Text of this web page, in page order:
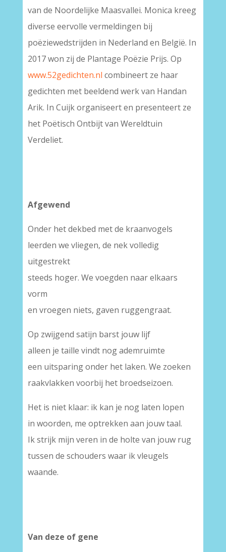
van de Noordelijke Maasvallei. Monica kreeg
diverse eervolle vermeldingen bij
poëziewedstrijden in Nederland en België. In
2017 won zij de Plantage Poëzie Prijs. Op
www.52gedichten.nl combineert ze haar
gedichten met beeldend werk van Handan
Arik. In Cuijk organiseert en presenteert ze
het Poëtisch Ontbijt van Wereldtuin
Verdeliet.
Afgewend
Onder het dekbed met de kraanvogels
leerden we vliegen, de nek volledig
uitgestrekt
steeds hoger. We voegden naar elkaars
vorm
en vroegen niets, gaven ruggengraat.
Op zwijgend satijn barst jouw lijf
alleen je taille vindt nog ademruimte
een uitsparing onder het laken. We zoeken
raakvlakken voorbij het broedseizoen.
Het is niet klaar: ik kan je nog laten lopen
in woorden, me optrekken aan jouw taal.
Ik strijk mijn veren in de holte van jouw rug
tussen de schouders waar ik vleugels
waande.
Van deze of gene